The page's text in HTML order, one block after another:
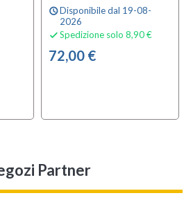
scheduleDisponibile dal 19-08-
2026
 Spedizione solo 8,90 €
72,00 €
Partner